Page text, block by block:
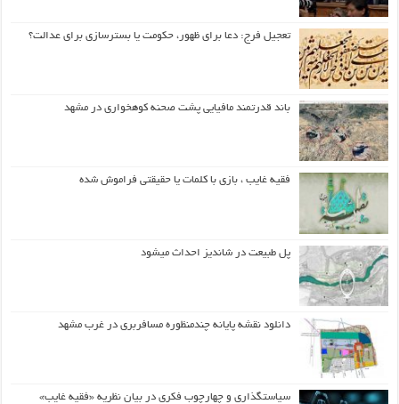
تعجیل فرج: دعا برای ظهور، حکومت یا بسترسازی برای عدالت؟
باند قدرتمند مافیایی پشت صحنه کوهخواری در مشهد
فقیه غایب ، بازی با کلمات یا حقیقتی فراموش شده
پل طبیعت در شاندیز احداث میشود
دانلود نقشه پایانه چندمنظوره مسافربری در غرب مشهد
سیاستگذاری و چهارچوب فکری در بیان نظریه «فقیه غایب»